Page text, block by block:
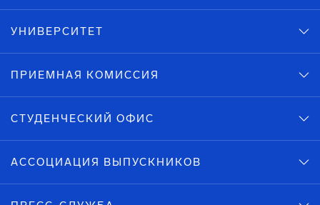
УНИВЕРСИТЕТ
ПРИЕМНАЯ КОМИССИЯ
СТУДЕНЧЕСКИЙ ОФИС
АССОЦИАЦИЯ ВЫПУСКНИКОВ